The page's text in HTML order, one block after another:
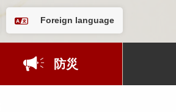
Foreign language
防災